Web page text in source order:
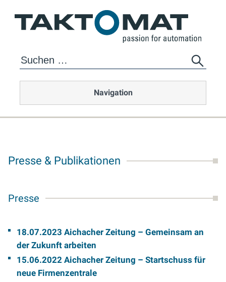
Navigation
Presse & Publikationen
Presse
18.07.2023 Aichacher Zeitung ­– Gemeinsam an
der Zukunft arbeiten
15.06.2022 Aichacher Zeitung – Startschuss für
neue Firmenzentrale